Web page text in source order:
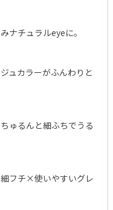
ナチュラルeyeに。
ュカラーがふんわりと
ゅるんと細ふちでうる
フチ×使いやすいグレ